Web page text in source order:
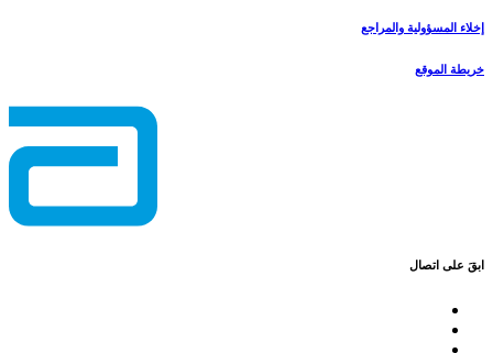
إخلاء المسؤولية والمراجع
خريطة الموقع
ابقَ على اتصال